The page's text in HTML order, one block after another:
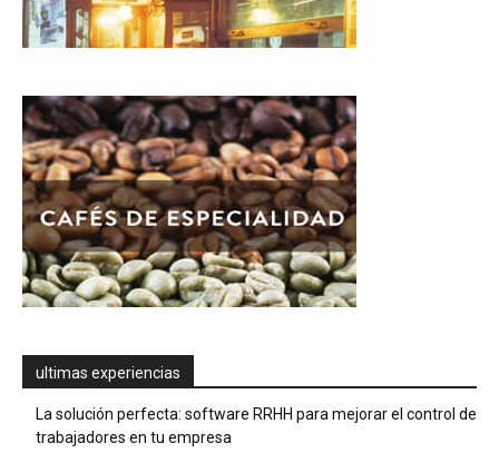
ultimas experiencias
La solución perfecta: software RRHH para mejorar el control de
trabajadores en tu empresa